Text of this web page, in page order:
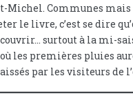
Michel. Communes mais
le livre, c’est se dire
surtout à la mi-
les premières pluies
par les visiteurs de